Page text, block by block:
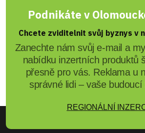
Podnikáte v
Chcete zviditelnit svůj byznys v
Zanechte nám svůj e-mail a
nabídku inzertních produktů
přesně pro vás. Reklama u
správné lidi – vaše budoucí
REGIONÁLNÍ